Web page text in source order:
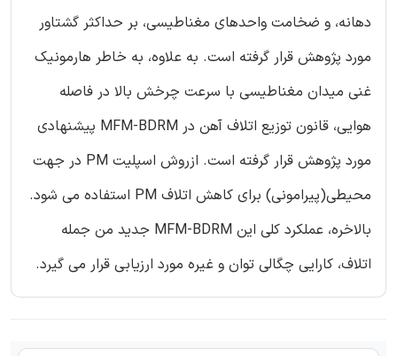
دهانه، و ضخامت واحدهای مغناطیسی، بر حداکثر گشتاور
مورد پژوهش قرار گرفته است. به علاوه، به خاطر هارمونیک
غنی میدان مغناطیسی با سرعت چرخش بالا در فاصله
هوایی، قانون توزیع اتلاف آهن در MFM-BDRM پیشنهادی
مورد پژوهش قرار گرفته است. ازروش اسپلیت PM در جهت
محیطی(پیرامونی) برای کاهش اتلاف PM استفاده می شود.
بالاخره، عملکرد کلی این MFM-BDRM جدید من جمله
اتلاف، کارایی چگالی توان و غیره مورد ارزیابی قرار می گیرد.